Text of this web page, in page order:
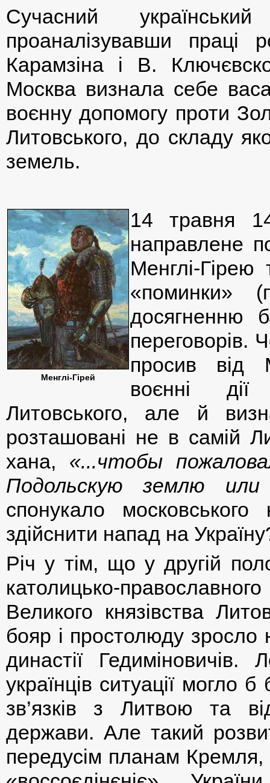
Сучасний
проаналізувавши праці
Карамзіна і В.
Москва визнала себе
воєнну допомогу проти
Литовського, до складу
земель.
Менглі-Гірей
14 травня
направлене
Менглі-
«поминки»
досягненню
переговорів.
просив від
воєнні дії
Литовського, але й
розташовані не в самій
хана, «...чтобы
Подольскую землю
спонукало
здійснити напад на
Річ у тім, що у другій
католицько-
Великого князівства
бояр і простолюду зросло
династії
українців ситуації могло
зв’язків з Литвою та
держави. Але такий
передусім планам Кремля,